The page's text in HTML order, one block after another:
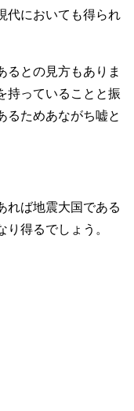
代においても得られ
るとの見方もありま
持っていることと振
るためあながち嘘と
れば地震大国である
得るでしょう。